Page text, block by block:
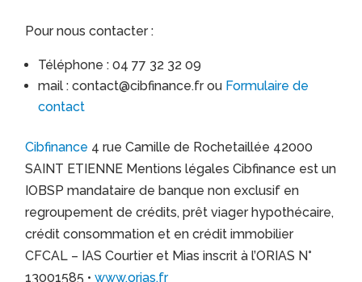
Pour nous contacter :
Téléphone : 04 77 32 32 09
mail : contact@cibfinance.fr ou Formulaire de
contact
Cibfinance 4 rue Camille de Rochetaillée 42000
SAINT ETIENNE Mentions légales Cibfinance est un
IOBSP mandataire de banque non exclusif en
regroupement de crédits, prêt viager hypothécaire,
crédit consommation et en crédit immobilier
CFCAL – IAS Courtier et Mias inscrit à l’ORIAS N°
13001585 •www.orias.fr